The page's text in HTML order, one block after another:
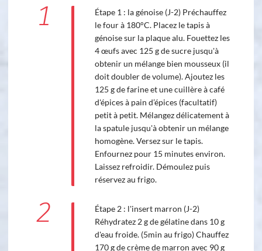
1
Étape 1 : la génoise (J-2) Préchauffez
le four à 180°C. Placez le tapis à
génoise sur la plaque alu. Fouettez les
4 œufs avec 125 g de sucre jusqu'à
obtenir un mélange bien mousseux (il
doit doubler de volume). Ajoutez les
125 g de farine et une cuillère à café
d'épices à pain d’épices (facultatif)
petit à petit. Mélangez délicatement à
la spatule jusqu'à obtenir un mélange
homogène. Versez sur le tapis.
Enfournez pour 15 minutes environ.
Laissez refroidir. Démoulez puis
réservez au frigo.
2
Étape 2 : l'insert marron (J-2)
Réhydratez 2 g de gélatine dans 10 g
d'eau froide. (5min au frigo) Chauffez
170 g de crème de marron avec 90 g